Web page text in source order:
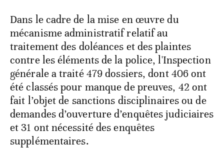
Dans le cadre de la mise en œuvre du
mécanisme administratif relatif au
traitement des doléances et des plaintes
contre les éléments de la police, l'Inspection
générale a traité 479 dossiers, dont 406 ont
été classés pour manque de preuves, 42 ont
fait l’objet de sanctions disciplinaires ou de
demandes d’ouverture d’enquêtes judiciaires
et 31 ont nécessité des enquêtes
supplémentaires.